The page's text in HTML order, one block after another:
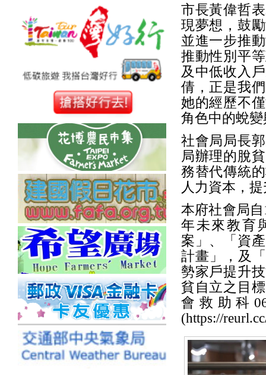
市長黃偉哲
現夢想，鼓
並進一步推
推動性別平
及中低收入
倩，正是我
她的經歷不
角色中的蛻
社會局局長
局辦理的脫
務替代傳統
人力資本，
本府社會局
年未來教育
案」、「資
計畫」，及
勢家戶提升
貧自立之目
會救助科
(https://